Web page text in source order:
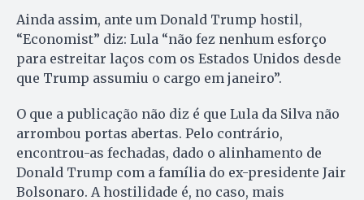
Ainda assim, ante um Donald Trump hostil,
“Economist” diz: Lula “não fez nenhum esforço
para estreitar laços com os Estados Unidos desde
que Trump assumiu o cargo em janeiro”.
O que a publicação não diz é que Lula da Silva não
arrombou portas abertas. Pelo contrário,
encontrou-as fechadas, dado o alinhamento de
Donald Trump com a família do ex-presidente Jair
Bolsonaro. A hostilidade é, no caso, mais